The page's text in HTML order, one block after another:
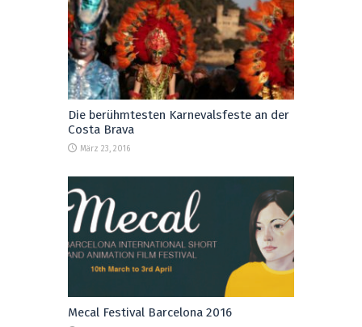
Die berühmtesten Karnevalsfeste an der
Costa Brava
März 23, 2016
Mecal Festival Barcelona 2016